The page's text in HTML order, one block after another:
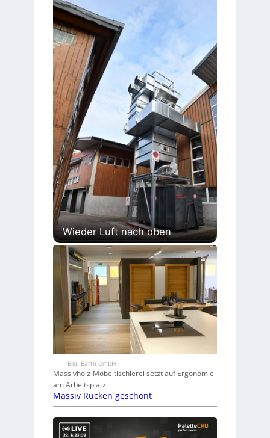
Wieder Luft nach oben
Bild: Barth GmbH
Massivholz-Möbeltischlerei setzt auf Ergonomie
am Arbeitsplatz
Massiv Rücken geschont